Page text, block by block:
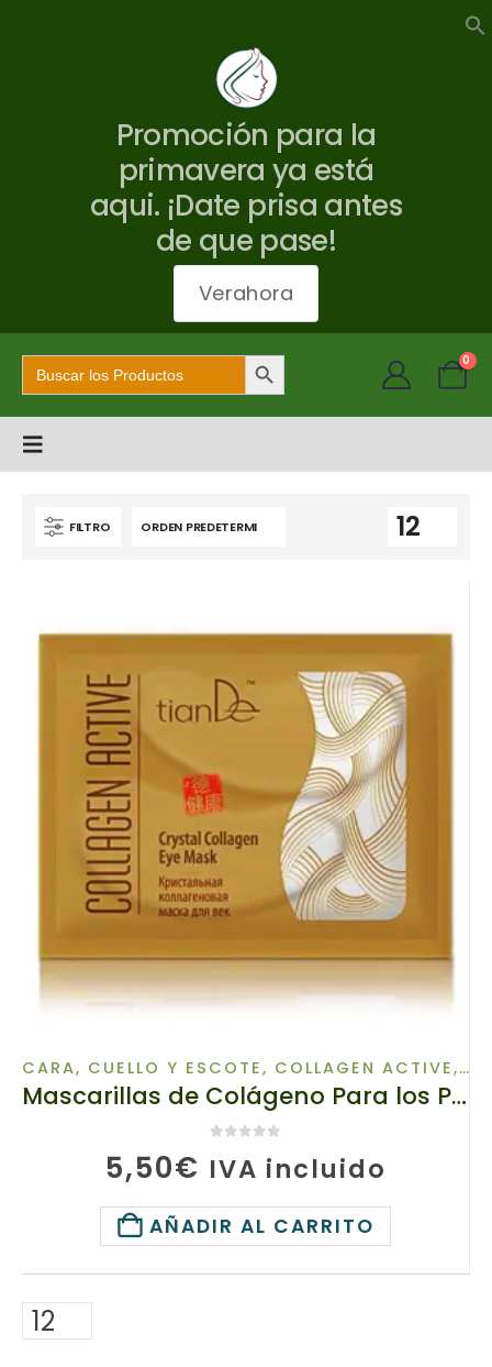
Promoción para la
primavera ya está
aqui. ¡Date prisa antes
de que pase!
Verahora
Buscar: Botón de búsqueda 0
FILTRO
CARA, CUELLO Y ESCOTE, COLLAGEN ACTIVE,
Mascarillas de Colágeno Para los Párpados, 12710 TIANDE , Restauración Inmediata de la Piel! 1 ud
5,50€ IVA incluido
AÑADIR AL CARRITO